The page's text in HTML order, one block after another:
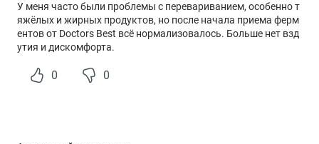
Папаин
500 000 FCC PU
†
Ксиланаза
650 XU
†
Инвертаза
У меня часто были проблемы с перевариванием, особенно т
яжёлых и жирных продуктов, но после начала приема ферм
ентов от Doctors Best всё нормализовалось. Больше нет взд
утия и дискомфорта.
0 0